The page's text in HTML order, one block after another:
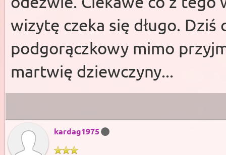
wizytę czeka się długo.
podgorączkowy mimo
martwię dziewczyny...
kardag1975